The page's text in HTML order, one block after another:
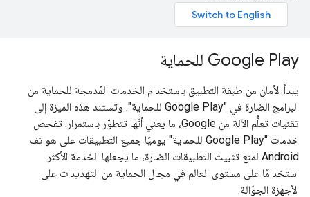
Google Play للحماية
يبدأ الأمان من طبقة التطبيق باستخدام الخدمات المُدمجة للحماية من
البرامج الضارة في "Google Play للحماية". وتستند هذه الميزة إلى
تقنيات تعلُّم الآلة من Google، ما يعني أنّها تتطوّر باستمرار. تفحص
خدمات "Google Play للحماية" يوميًا جميع التطبيقات على هواتف
Android لمنع تثبيت التطبيقات الضارة، ما يجعلها الخدمة الأكثر
استخدامًا على مستوى العالم في مجال الحماية من التهديدات على
الأجهزة الجوّالة.